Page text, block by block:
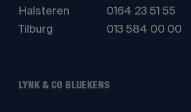
Halsteren
0164 23 51 55
Tilburg
013 584 00 00
LYNK & CO BLUEKENS